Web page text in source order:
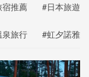
宿推薦 #日本旅遊
泉旅行 #虹夕諾雅